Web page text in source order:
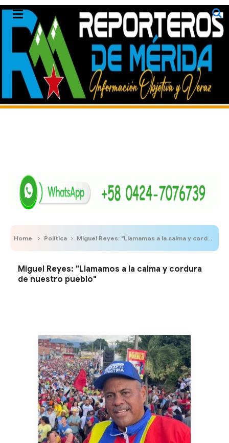
Home Política Miguel Reyes: "Llamamos a la calma y cordura de nuestro pueblo"
Miguel Reyes: "Llamamos a la calma y cordura
de nuestro pueblo"